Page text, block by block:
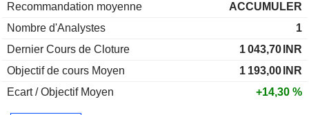
Recommandation moyenne
ACCUMULER
Nombre d'Analystes
1
Dernier Cours de Cloture
1 043,70 INR
Objectif de cours Moyen
1 193,00 INR
Ecart / Objectif Moyen
+14,30 %